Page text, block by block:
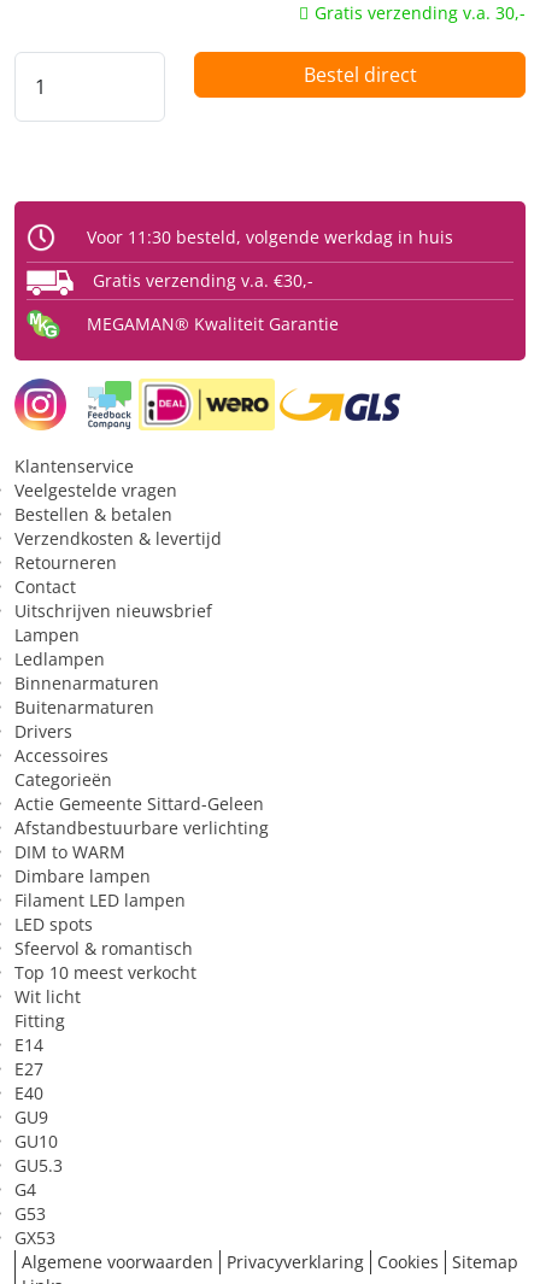
Gratis verzending v.a. 30,-
Bestel direct
Voor 11:30 besteld, volgende werkdag in huis
Gratis verzending v.a. €30,-
MEGAMAN® Kwaliteit Garantie
Klantenservice
Veelgestelde vragen
Bestellen & betalen
Verzendkosten & levertijd
Retourneren
Contact
Uitschrijven nieuwsbrief
Lampen
Ledlampen
Binnenarmaturen
Buitenarmaturen
Drivers
Accessoires
Categorieën
Actie Gemeente Sittard-Geleen
Afstandbestuurbare verlichting
DIM to WARM
Dimbare lampen
Filament LED lampen
LED spots
Sfeervol & romantisch
Top 10 meest verkocht
Wit licht
Fitting
E14
E27
E40
GU9
GU10
GU5.3
G4
G53
GX53
Algemene voorwaarden
Privacyverklaring Cookies
Sitemap